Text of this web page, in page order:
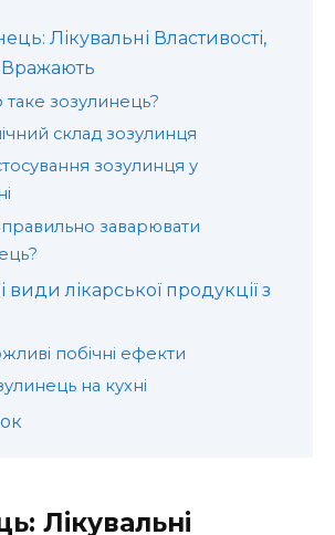
Лікувальні Властивості,
зозулинець?
склад зозулинця
зозулинця у
заварювати
види лікарської продукції з
побічні ефекти
на кухні
Лікувальні